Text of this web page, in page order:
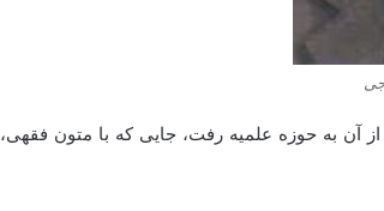
به حوزه علمیه رفت، جایی که با متون فقهی،